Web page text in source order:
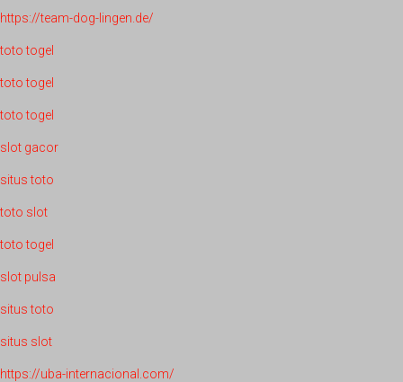
https://team-dog-lingen.de/
toto togel
toto togel
toto togel
slot gacor
situs toto
toto slot
toto togel
slot pulsa
situs toto
situs slot
https://uba-internacional.com/